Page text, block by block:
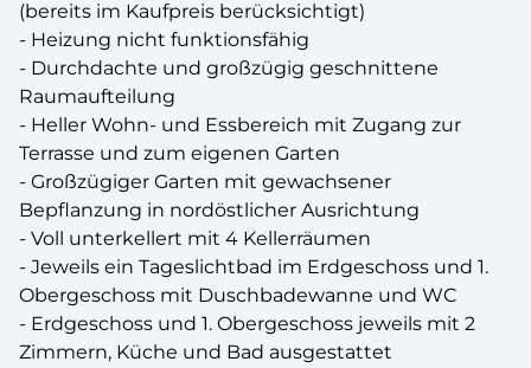
(bereits im Kaufpreis berücksichtigt)
- Heizung nicht funktionsfähig
- Durchdachte und großzügig geschnittene
Raumaufteilung
- Heller Wohn- und Essbereich mit Zugang zur
Terrasse und zum eigenen Garten
- Großzügiger Garten mit gewachsener
Bepflanzung in nordöstlicher Ausrichtung
- Voll unterkellert mit 4 Kellerräumen
- Jeweils ein Tageslichtbad im Erdgeschoss und 1.
Obergeschoss mit Duschbadewanne und WC
- Erdgeschoss und 1. Obergeschoss jeweils mit 2
Zimmern, Küche und Bad ausgestattet